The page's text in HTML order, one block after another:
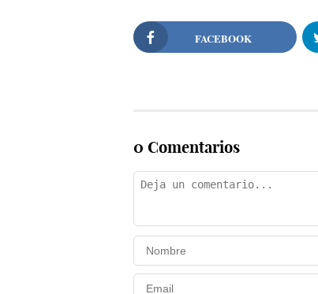
FACEBOOK
0 Comentarios